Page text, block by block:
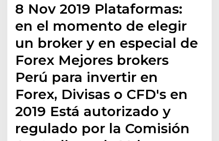
8 Nov 2019 Plataformas:
en el momento de elegir
un broker y en especial de
Forex Mejores brokers
Perú para invertir en
Forex, Divisas o CFD's en
2019 Está autorizado y
regulado por la Comisión